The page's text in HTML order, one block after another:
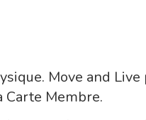
Move and Live
Membre.